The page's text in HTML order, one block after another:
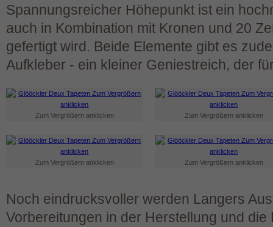
Spannungsreicher Höhepunkt ist ein
auch in Kombination mit Kronen und 20
gefertigt wird. Beide Elemente gibt es
Aufkleber - ein kleiner Geniestreich, der
Zum Vergrößern anklicken Zum Vergrößern anklicken
Zum Vergrößern anklicken Zum Vergrößern anklicken
Noch eindrucksvoller werden Langers
Vorbereitungen in der Herstellung und die